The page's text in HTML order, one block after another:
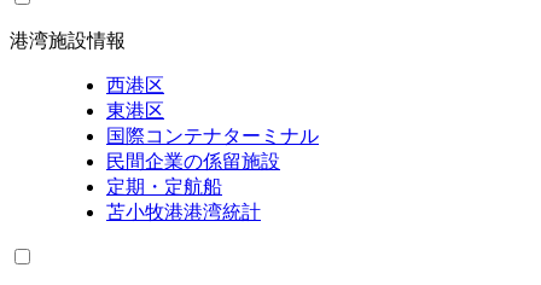
港湾施設情報
西港区
東港区
国際コンテナターミナル
民間企業の係留施設
定期・定航船
苫小牧港港湾統計